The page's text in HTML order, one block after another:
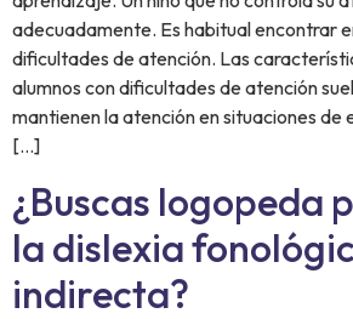
adecuadamente. Es habitual encontrar
dificultades de atención. Las
alumnos con dificultades de atención
mantienen la atención en situaciones de
[…]
¿Buscas logopeda
la dislexia
indirecta?